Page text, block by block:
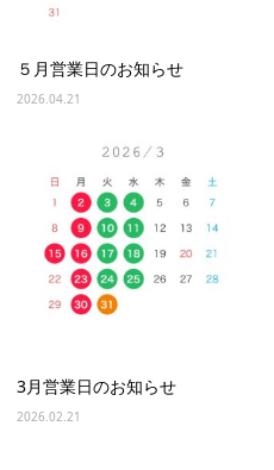
５月営業日のお知らせ
2026.04.21
3月営業日のお知らせ
2026.02.21